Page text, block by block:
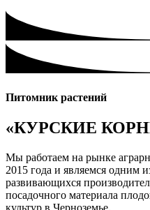
Питомник растений
«КУРСКИЕ
Мы работаем на рынке
2015 года и являемся одним
развивающихся
посадочного материала
культур в Черноземье.